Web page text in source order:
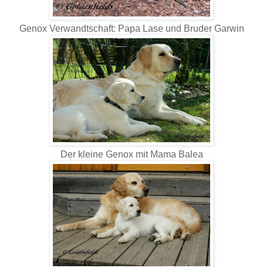
Genox Verwandtschaft: Papa Lase und Bruder Garwin
Der kleine Genox mit Mama Balea